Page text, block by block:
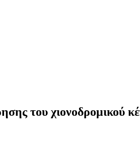
του χιονοδρομικού